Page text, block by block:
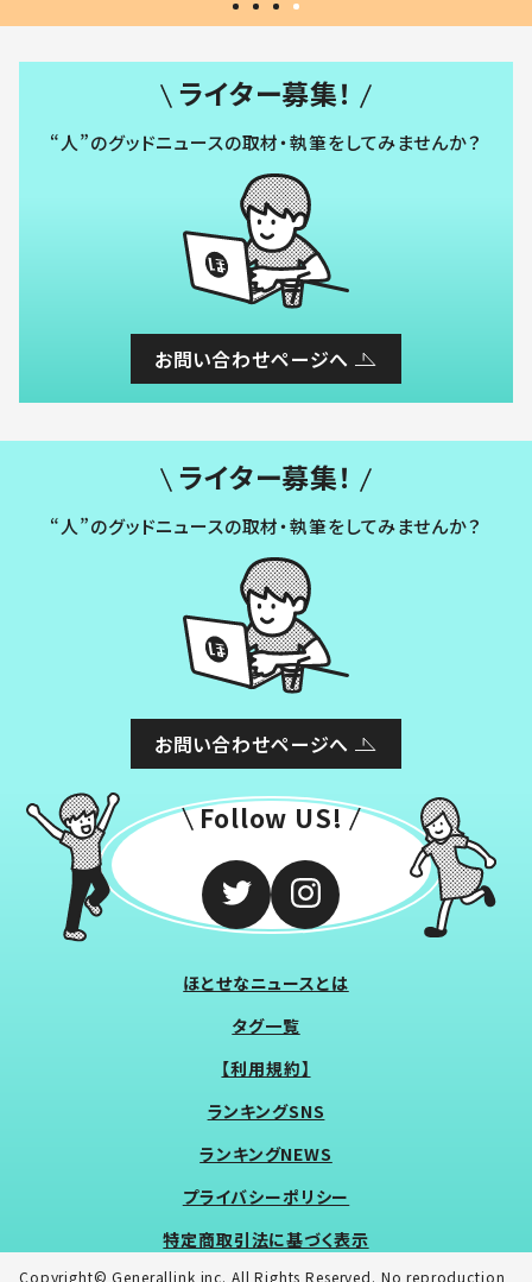
ライター募集！
“人”のグッドニュースの取材・執筆をしてみませんか？
お問い合わせページへ
ライター募集！
“人”のグッドニュースの取材・執筆をしてみませんか？
お問い合わせページへ
Follow US!
ほとせなニュースとは
タグ一覧
【利用規約】
ランキングSNS
ランキングNEWS
プライバシーポリシー
特定商取引法に基づく表示
Copyright© Generallink inc. All Rights Reserved. No reproduction